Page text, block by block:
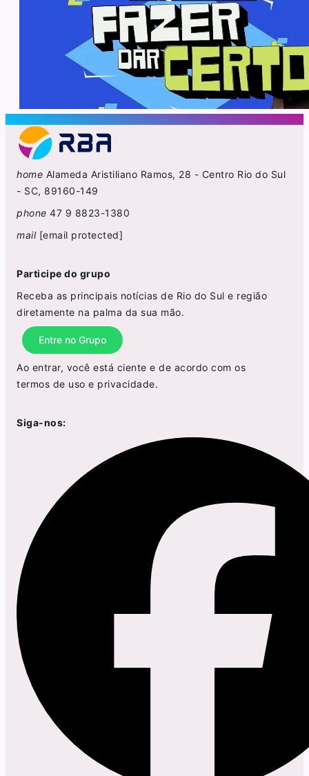
home Alameda Aristiliano Ramos, 28 - Centro Rio do Sul
- SC, 89160-149
phone 47 9 8823-1380
mail [email protected]
Participe do grupo
Receba as principais notícias de Rio do Sul e região
diretamente na palma da sua mão.
Entre no Grupo
Ao entrar, você está ciente e de acordo com os
termos de uso e privacidade.
Siga-nos: